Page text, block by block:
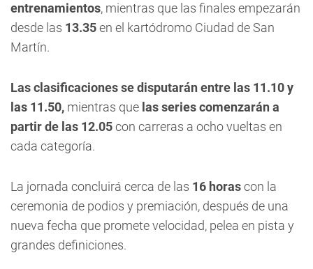
entrenamientos, mientras que las finales empezarán
desde las 13.35en el kartódromo Ciudad de San
Martín.
Las clasificaciones se disputarán entre las 11.10 y
las 11.50, mientras que las series comenzarán a
partir de las 12.05con carreras a ocho vueltas en
cada categoría.
La jornada concluirá cerca de las 16 horascon la
ceremonia de podios y premiación, después de una
nueva fecha que promete velocidad, pelea en pista y
grandes definiciones.